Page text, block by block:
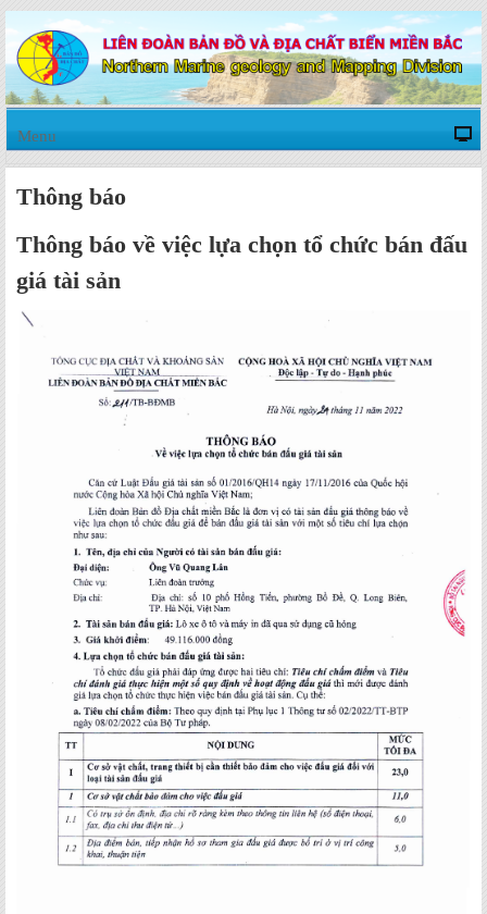
Menu
Thông báo
Thông báo về việc lựa chọn tổ chức bán đấu
giá tài sản